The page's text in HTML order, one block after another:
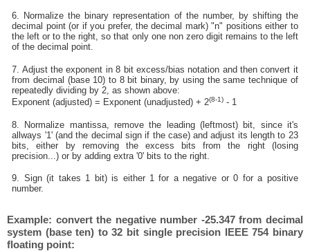
6. Normalize the binary representation of the number, by shifting the
decimal point (or if you prefer, the decimal mark) "n" positions either to
the left or to the right, so that only one non zero digit remains to the left
of the decimal point.
7. Adjust the exponent in 8 bit excess/bias notation and then convert it
from decimal (base 10) to 8 bit binary, by using the same technique of
repeatedly dividing by 2, as shown above:
Exponent (adjusted) = Exponent (unadjusted) + 2(8-1) - 1
8. Normalize mantissa, remove the leading (leftmost) bit, since it's
allways '1' (and the decimal sign if the case) and adjust its length to 23
bits, either by removing the excess bits from the right (losing
precision...) or by adding extra '0' bits to the right.
9. Sign (it takes 1 bit) is either 1 for a negative or 0 for a positive
number.
Example: convert the negative number -25.347 from decimal
system (base ten) to 32 bit single precision IEEE 754 binary
floating point: